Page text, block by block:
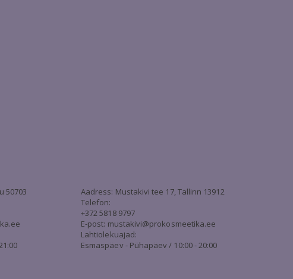
50703
Aadress: Mustakivi tee 17, Tallinn 13912
Telefon:
+372 5818 9797
E-post: mustakivi@prokosmeetika.ee
Lahtiolekuajad:
Esmaspäev - Pühapäev / 10:00 - 20:00